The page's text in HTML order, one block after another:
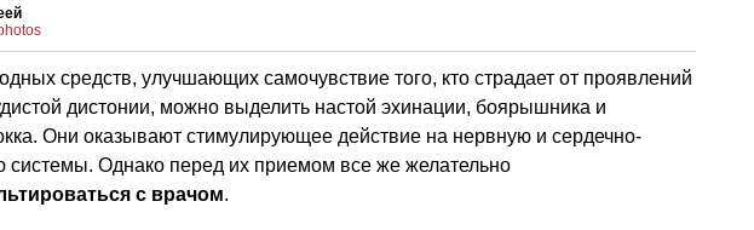
средств, улучшающих самочувствие того, кто страдает от проявлений
дистонии, можно выделить настой эхинации, боярышника и
Они оказывают стимулирующее действие на нервную и сердечно-
системы. Однако перед их приемом все же желательно
с врачом.